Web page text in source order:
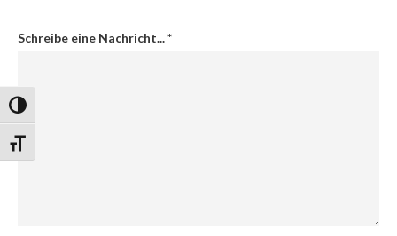
Umschalten auf hohe Kontraste
Schrift vergrößern
Schreibe eine Nachricht...*